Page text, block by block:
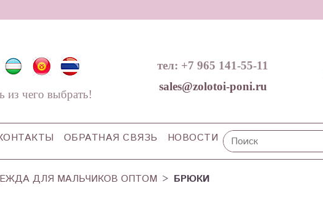
из чего выбрать!
тел: +7 965 141-55-11
sales@zolotoi-poni.ru
ОБРАТНАЯ СВЯЗЬ НОВОСТИ
ДЛЯ МАЛЬЧИКОВ ОПТОМ БРЮКИ